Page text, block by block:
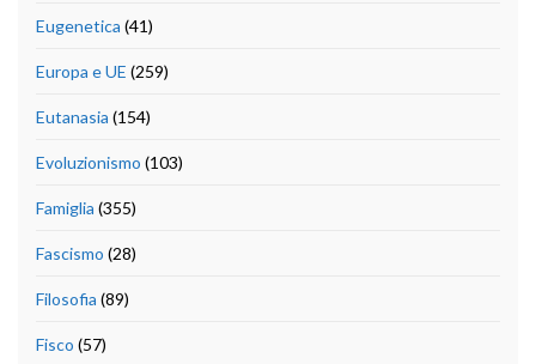
Eugenetica (41)
Europa e UE (259)
Eutanasia (154)
Evoluzionismo (103)
Famiglia (355)
Fascismo (28)
Filosofia (89)
Fisco (57)